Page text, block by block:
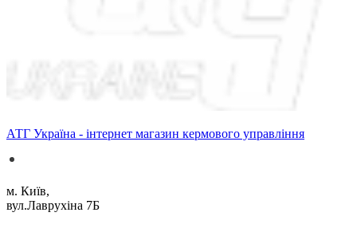
АТГ Україна - інтернет магазин кермового управління
м. Київ,
вул.Лаврухіна 7Б